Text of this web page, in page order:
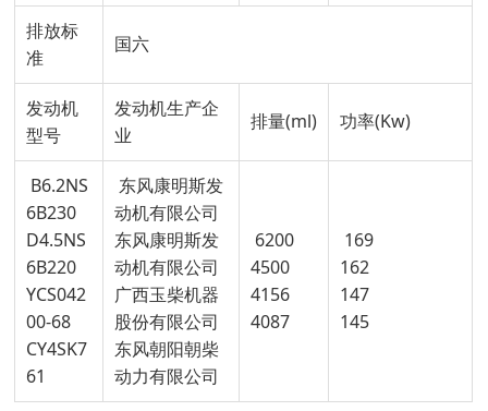
排放标
准
国六
发动机
型号
发动机生产企
业
排量(ml) 功率(Kw)
B6.2NS
6B230
D4.5NS
6B220
YCS042
00-68
CY4SK7
61
东风康明斯发
动机有限公司
东风康明斯发
动机有限公司
广西玉柴机器
股份有限公司
东风朝阳朝柴
动力有限公司
6200
4500
4156
4087
169
162
147
145